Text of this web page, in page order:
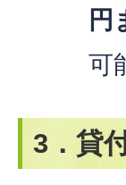
円
可
3．貸